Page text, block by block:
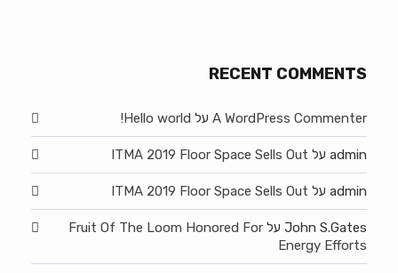
RECENT COMMENTS
A WordPress Commenter על Hello world!
admin על ITMA 2019 Floor Space Sells Out
admin על ITMA 2019 Floor Space Sells Out
John S.Gates על Fruit Of The Loom Honored For
Energy Efforts